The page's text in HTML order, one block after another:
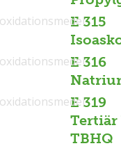
E 315
E 316
E 319
TBHQ